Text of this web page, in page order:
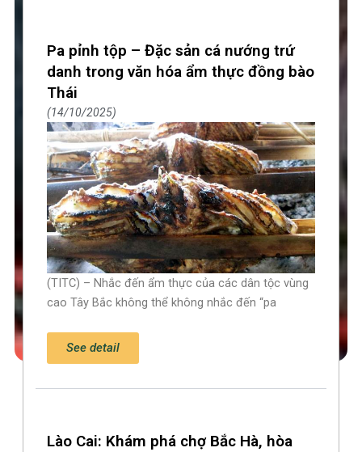
Pa pỉnh tộp – Đặc sản cá nướng trứ
danh trong văn hóa ẩm thực đồng bào
Thái
14/10/2025
(TITC) – Nhắc đến ẩm thực của các dân tộc vùng
cao Tây Bắc không thể không nhắc đến “pa
See detail
Lào Cai: Khám phá chợ Bắc Hà, hòa